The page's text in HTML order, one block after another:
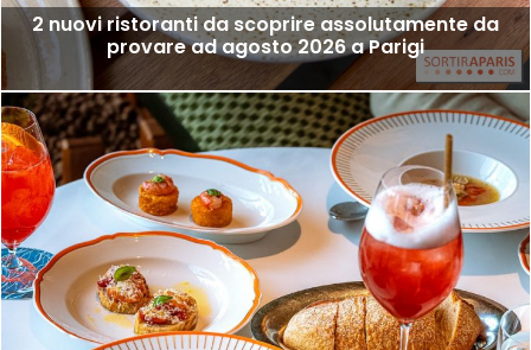
2 nuovi ristoranti da scoprire assolutamente da
provare ad agosto 2026 a Parigi